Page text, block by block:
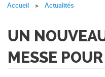
Accueil Actualités
UN
MESSE